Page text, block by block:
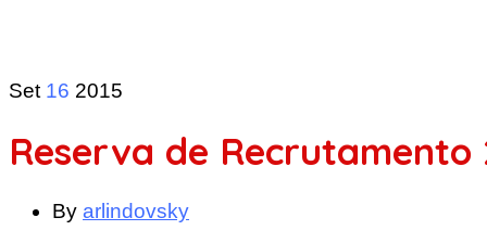
Set 16 2015
Reserva de Recrutamento
By arlindovsky